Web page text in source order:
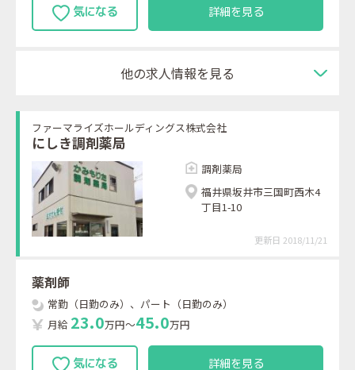
詳細を見る
他の求人情報を見る
ファーマライズホールディングス株式会社
にしき調剤薬局
調剤薬局
福井県坂井市三国町西木4
丁目1-10
更新日 2018/11/21
薬剤師
常勤（日勤のみ）、パート（日勤のみ）
月給 23.0万円～45.0万円
詳細を見る